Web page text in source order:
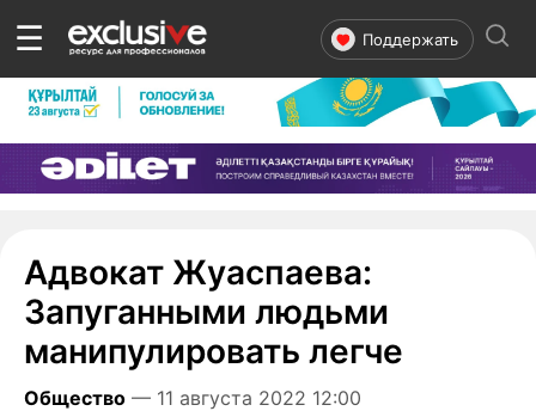
☰ Поддержать
Адвокат Жуаспаева:
Запуганными людьми
манипулировать легче
Общество — 11 августа 2022 12:00